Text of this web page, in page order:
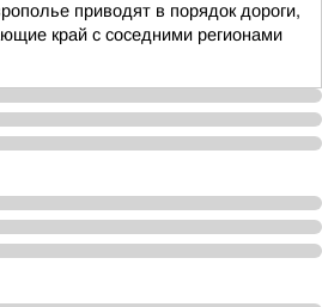
приводят в порядок дороги,
край с соседними регионами